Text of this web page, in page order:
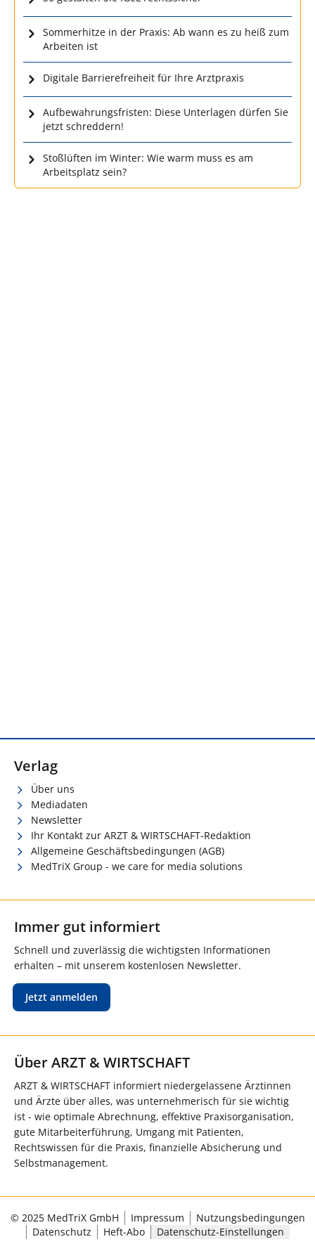
Sommerhitze in der Praxis: Ab wann es zu heiß zum
Arbeiten ist
Digitale Barrierefreiheit für Ihre Arztpraxis
Aufbewahrungsfristen: Diese Unterlagen dürfen Sie
jetzt schreddern!
Stoßlüften im Winter: Wie warm muss es am
Arbeitsplatz sein?
Verlag
Über uns
Mediadaten
Newsletter
Ihr Kontakt zur ARZT & WIRTSCHAFT-Redaktion
Allgemeine Geschäftsbedingungen (AGB)
MedTriX Group - we care for media solutions
Immer gut informiert
Schnell und zuverlässig die wichtigsten Informationen
erhalten – mit unserem kostenlosen Newsletter.
Jetzt anmelden
Über ARZT & WIRTSCHAFT
ARZT & WIRTSCHAFT informiert niedergelassene Ärztinnen
und Ärzte über alles, was unternehmerisch für sie wichtig
ist - wie optimale Abrechnung, effektive Praxisorganisation,
gute Mitarbeiterführung, Umgang mit Patienten,
Rechtswissen für die Praxis, finanzielle Absicherung und
Selbstmanagement.
© 2025 MedTriX GmbH Impressum
Nutzungsbedingungen
Datenschutz
Heft-Abo Datenschutz-Einstellungen